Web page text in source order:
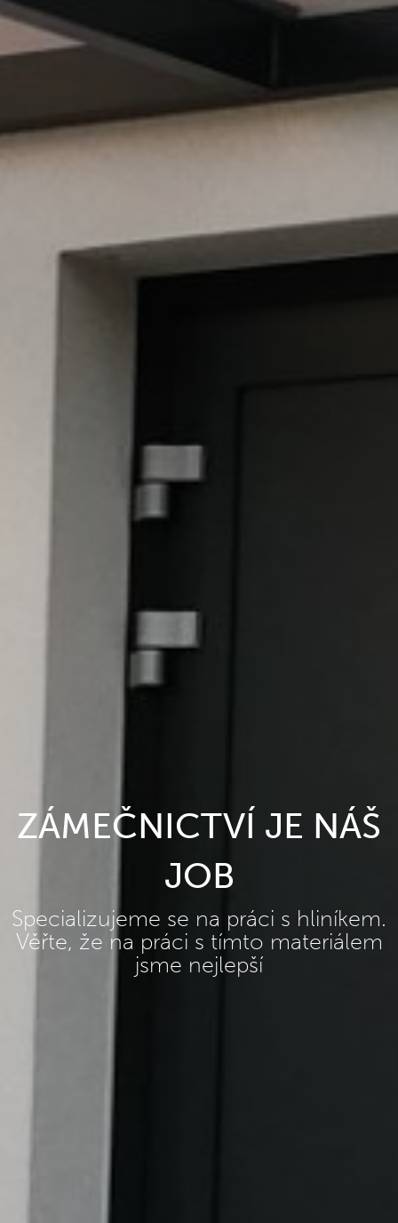
ZÁMEČNICTVÍ JE NÁŠ
JOB
Specializujeme se na práci s hliníkem.
Věřte, že na práci s tímto materiálem
jsme nejlepší